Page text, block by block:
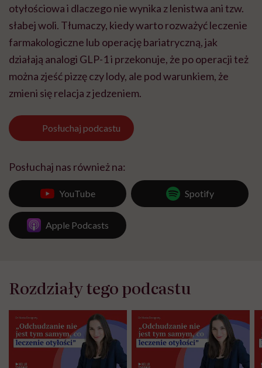
otyłościowa i dlaczego nie wynika z lenistwa ani tzw.
słabej woli. Tłumaczy, kiedy warto rozważyć leczenie
farmakologiczne lub operację bariatryczną, jak
działają analogi GLP-1 i przekonuje, że po operacji też
można zjeść pizzę czy lody, ale pod warunkiem, że
zmieni się relacja z jedzeniem.
Posłuchaj podcastu
Posłuchaj nas również na:
YouTube Spotify
Apple Podcasts
Rozdziały tego podcastu